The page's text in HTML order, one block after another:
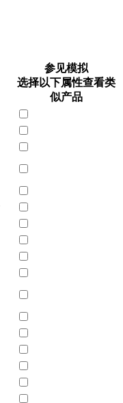
参见模拟
选择以下属性查看类
似产品